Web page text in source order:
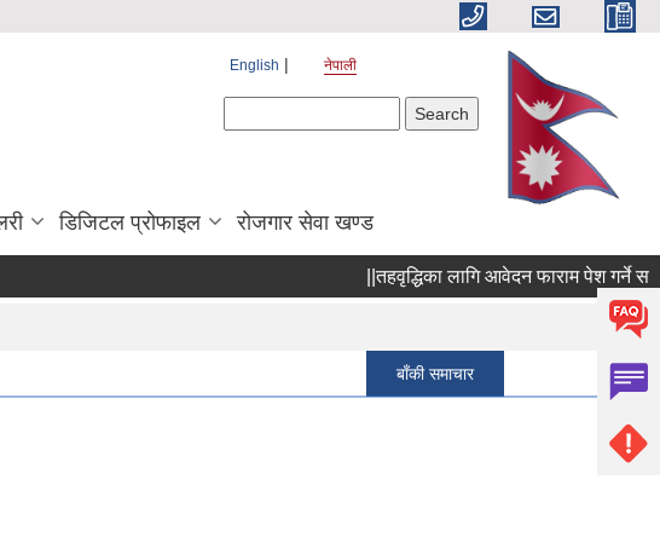
English नेपाली
डिजिटल प्रोफाइल रोजगार सेवा खण्ड
||तहवृद्धिका लागि आवेदन फाराम पेश गर्ने
« first
बाँकी समाचार